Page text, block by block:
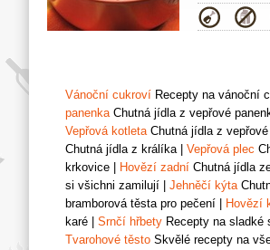
Vánoční cukroví Recepty na vánoční
panenka Chutná jídla z vepřové
Vepřová kotleta Chutná jídla z
Chutná jídla z králíka
Vepřová plec
krkovice
Hovězí zadní Chutná jídla
si všichni zamilují
Jehněčí kýta
bramborová těsta pro pečení
Hovězí
karé
Srnčí hřbety Recepty na sladké
Tvarohové těsto Skvělé recepty na